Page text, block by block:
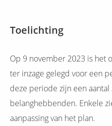
Toelichting
Op 9 november 2023 is het
ter inzage gelegd voor een
deze periode zijn een
belanghebbenden. Enkele
aanpassing van het plan.